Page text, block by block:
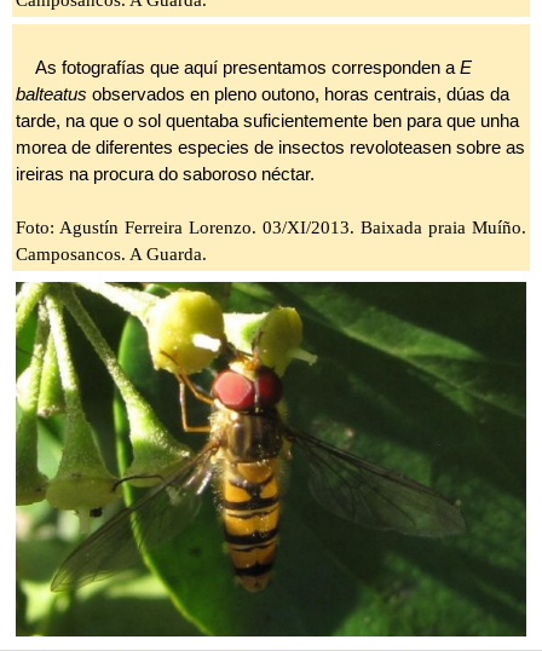
As fotografías que aquí presentamos corresponden a E
balteatus observados en pleno outono, horas centrais, dúas da
tarde, na que o sol quentaba suficientemente ben para que unha
morea de diferentes especies de insectos revoloteasen sobre as
ireiras na procura do saboroso néctar.
Foto: Agustín Ferreira Lorenzo. 03/XI/2013. Baixada praia Muíño.
Camposancos. A Guarda.